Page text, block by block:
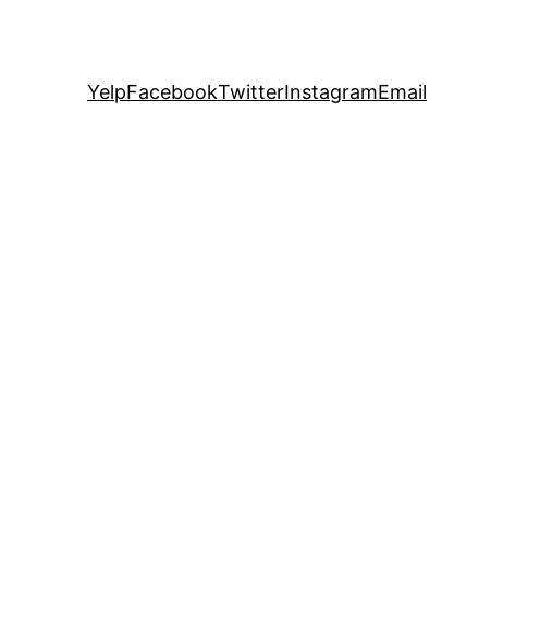
YelpFacebookTwitterInstagramEmail